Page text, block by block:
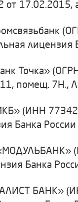
17.02.2015,
Точка»
11, помещ. 7Н.,
(ИНН
Банка
Банка
БАНК»